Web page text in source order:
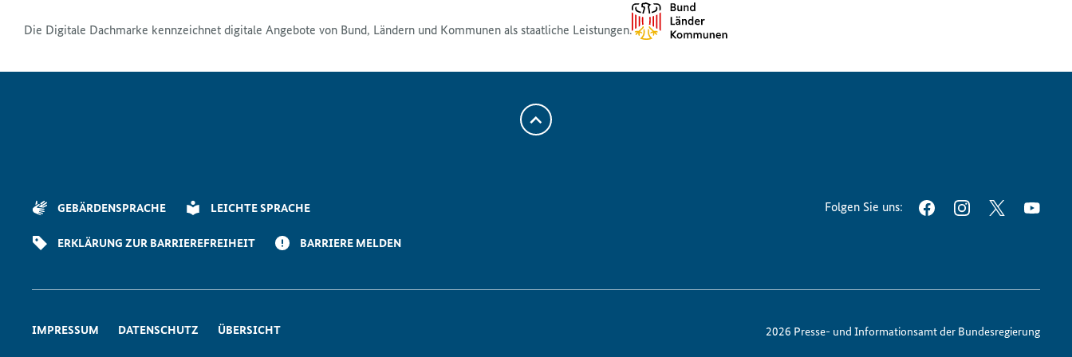
Die Digitale Dachmarke kennzeichnet digitale Angebote von Bund, Ländern und Kommunen als staatliche Leistungen.
Zum
GEBÄRDENSPRACHE LEICHTE SPRACHE
ERKLÄRUNG ZUR BARRIEREFREIHEIT BARRIERE MELDEN
Folgen Sie uns: FACEBOOKINSTAGRAM
TWITTER
IMPRESSUM DATENSCHUTZ ÜBERSICHT 2026 Presse- und Informationsamt der Bundesregierung